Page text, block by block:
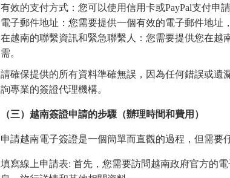
有效的支付方式：您可以使用信用卡或PayPal支付申
電子郵件地址：您需要提供一個有效的電子郵件地址
在越南的聯繫資訊和緊急聯繫人：您需要提供您在越
需。
請確保提供的所有資料準確無誤，因為任何錯誤或
詢專業的簽證代理機構。
（三）越南簽證申請的步驟（辦理時間和費用）
申請越南電子簽證是一個簡單而直觀的過程，但需要
填寫線上申請表: 首先，您需要訪問越南政府官方的